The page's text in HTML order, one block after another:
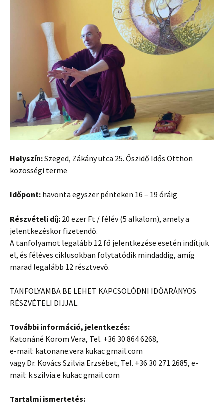
Helyszín:Szeged, Zákány utca 25. Őszidő Idős Otthon
közösségi terme
Időpont: havonta egyszer pénteken 16 – 19 óráig
Részvételi díj: 20 ezer Ft / félév (5 alkalom), amely a
jelentkezéskor fizetendő.
A tanfolyamot legalább 12 fő jelentkezése esetén indítjuk
el, és féléves ciklusokban folytatódik mindaddig, amíg
marad legalább 12 résztvevő.
TANFOLYAMBA BE LEHET KAPCSOLÓDNI IDŐARÁNYOS
RÉSZVÉTELI DIJJAL.
További információ, jelentkezés:
Katonáné Korom Vera, Tel. +36 30 864 6268,
e-mail: katonane.vera kukac gmail.com
vagy Dr. Kovács Szilvia Erzsébet, Tel. +36 30 271 2685, e-
mail: k.szilvia.e kukac gmail.com
Tartalmi ismertetés: